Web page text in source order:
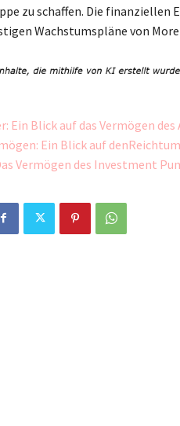
zu schaffen. Die finanziellen
Wachstumspläne von
Ein Blick auf das Vermögen
Ein Blick auf
Vermögen des Investment